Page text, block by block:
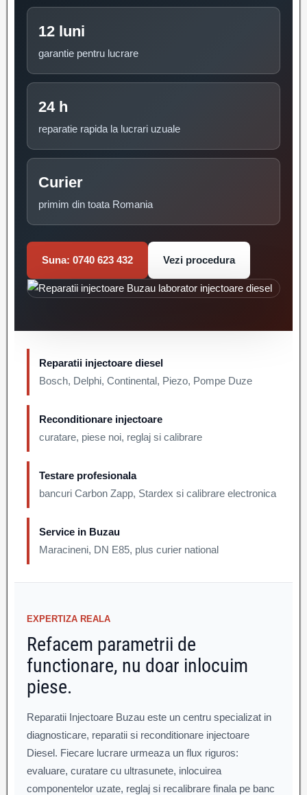
12 luni
garantie pentru lucrare
24 h
reparatie rapida la lucrari uzuale
Curier
primim din toata Romania
Suna: 0740 623 432 Vezi procedura
Reparatii injectoare diesel
Bosch, Delphi, Continental, Piezo, Pompe Duze
Reconditionare injectoare
curatare, piese noi, reglaj si calibrare
Testare profesionala
bancuri Carbon Zapp, Stardex si calibrare electronica
Service in Buzau
Maracineni, DN E85, plus curier national
EXPERTIZA REALA
Refacem parametrii de
functionare, nu doar inlocuim
piese.
Reparatii Injectoare Buzau este un centru specializat in
diagnosticare, reparatii si reconditionare injectoare
Diesel. Fiecare lucrare urmeaza un flux riguros:
evaluare, curatare cu ultrasunete, inlocuirea
componentelor uzate, reglaj si recalibrare finala pe banc